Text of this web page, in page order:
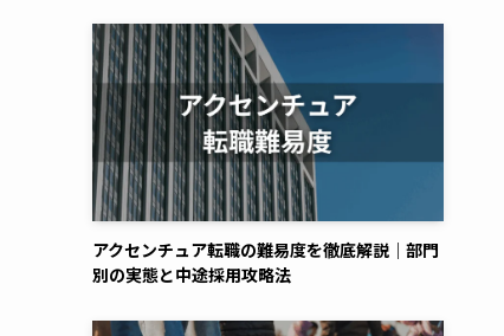
アクセンチュア転職の難易度を徹底解説｜部門
別の実態と中途採用攻略法